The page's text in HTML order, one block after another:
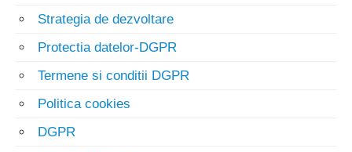
Strategia de dezvoltare
Protectia datelor-DGPR
Termene si conditii DGPR
Politica cookies
DGPR